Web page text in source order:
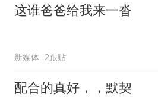
这谁爸爸给我来一沓
新媒体 2跟贴
配合的真好，，默契